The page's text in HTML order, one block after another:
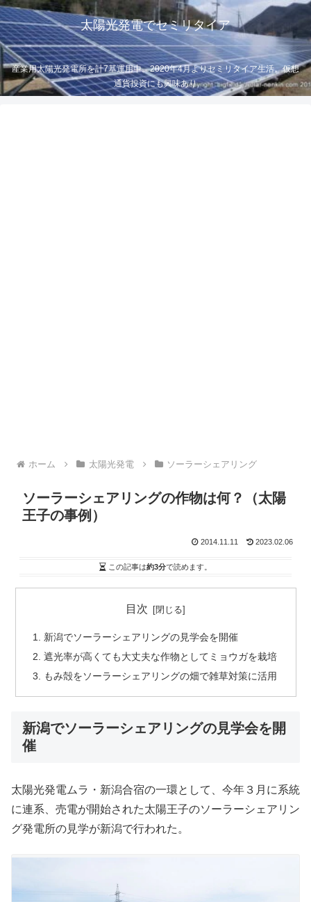
太陽光発電でセミリタイア
産業用太陽光発電所を計7基運用中。2020年4月よりセミリタイア生活。仮想
通貨投資にも興味あり
ホーム 太陽光発電 ソーラーシェアリング
ソーラーシェアリングの作物は何？（太陽
王子の事例）
2014.11.11 2023.02.06
この記事は約3分で読めます。
目次
新潟でソーラーシェアリングの見学会を開催
遮光率が高くても大丈夫な作物としてミョウガを栽培
もみ殻をソーラーシェアリングの畑で雑草対策に活用
新潟でソーラーシェアリングの見学会を開
催
太陽光発電ムラ・新潟合宿の一環として、今年３月に系統
に連系、売電が開始された太陽王子のソーラーシェアリン
グ発電所の見学が新潟で行われた。